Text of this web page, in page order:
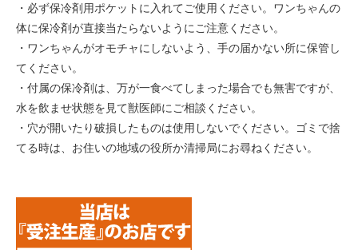
・必ず保冷剤用ポケットに入れてご使用ください。ワンちゃんの
体に保冷剤が直接当たらないようにご注意ください。
・ワンちゃんがオモチャにしないよう、手の届かない所に保管し
てください。
・付属の保冷剤は、万が一食べてしまった場合でも無害ですが、
水を飲ませ状態を見て獣医師にご相談ください。
・穴が開いたり破損したものは使用しないでください。ゴミで捨
てる時は、お住いの地域の役所か清掃局にお尋ねください。